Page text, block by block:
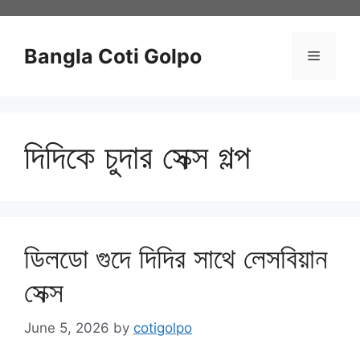
contentBangla Coti Golpo Menu
দিদিকে চুদার সেক্স গল্প
ডিলডো গুদে দিদির সাথে লেসবিয়ান
সেক্স
June 5, 2026 by cotigolpo